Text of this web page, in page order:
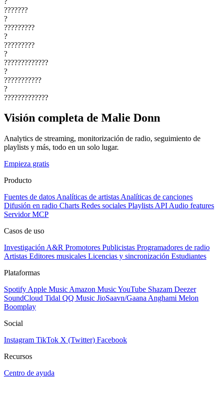
???????
?
?????????
?
?????????
?
?????????????
?
???????????
?
?????????????
Visión completa de Malie Donn
Analytics de streaming, monitorización de radio, seguimiento de
playlists y más, todo en un solo lugar.
Empieza gratis
Producto
Fuentes de datos Analíticas de artistas Analíticas de canciones
Difusión en radio Charts Redes sociales Playlists API Audio features
Servidor MCP
Casos de uso
Investigación A&R Promotores Publicistas Programadores de radio
Artistas Editores musicales Licencias y sincronización Estudiantes
Plataformas
Spotify Apple Music Amazon MusicYouTube Shazam Deezer
SoundCloud Tidal QQ Music JioSaavn/Gaana Anghami Melon
Boomplay
Social
Instagram TikTok X (Twitter) Facebook
Recursos
Centro de ayuda